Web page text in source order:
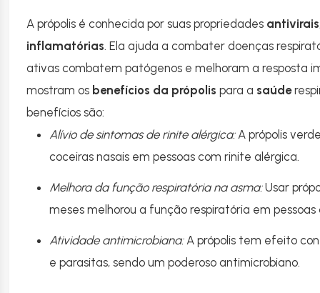
A própolis é conhecida por suas propriedades
inflamatórias . Ela ajuda a combater doenças
ativas combatem patógenos e melhoram a resposta
mostram os benefícios da própolis para a saúde
benefícios são:
Alívio de sintomas de rinite alérgica:A própolis
coceiras nasais em pessoas com rinite alérgica.
Melhora da função respiratória na asma:Usar
meses melhorou a função respiratória em
Atividade antimicrobiana:A própolis tem efeito
e parasitas, sendo um poderoso antimicrobiano.